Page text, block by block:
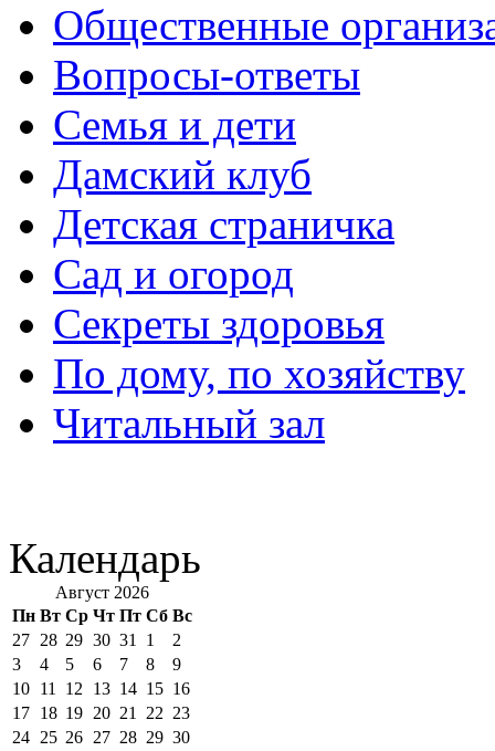
Общественные
Вопросы-ответы
Семья и дети
Дамский клуб
Детская страничка
Сад и огород
Секреты здоровья
По дому, по хозяйству
Читальный зал
Календарь
Август 2026
Пн Вт Ср Чт Пт Сб Вс
27 28 29 30 31 1
2
3
4 5 6 7 8
9
10 11 12 13 14 15 16
17 18 19 20 21 22 23
24 25 26 27 28 29 30